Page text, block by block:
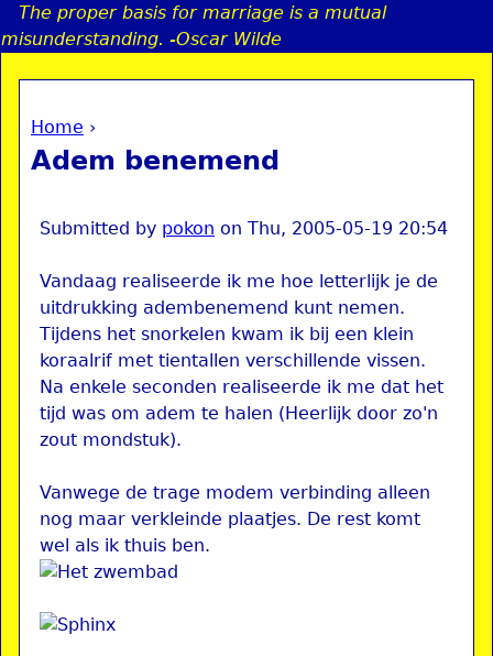
Jump to navigation
The proper basis for marriage is a mutual
misunderstanding. -Oscar Wilde
You are here
Home ›
Adem benemend
Submitted by pokon on Thu, 2005-05-19 20:54
Vandaag realiseerde ik me hoe letterlijk je de
uitdrukking adembenemend kunt nemen.
Tijdens het snorkelen kwam ik bij een klein
koraalrif met tientallen verschillende vissen.
Na enkele seconden realiseerde ik me dat het
tijd was om adem te halen (Heerlijk door zo'n
zout mondstuk).
Vanwege de trage modem verbinding alleen
nog maar verkleinde plaatjes. De rest komt
wel als ik thuis ben.